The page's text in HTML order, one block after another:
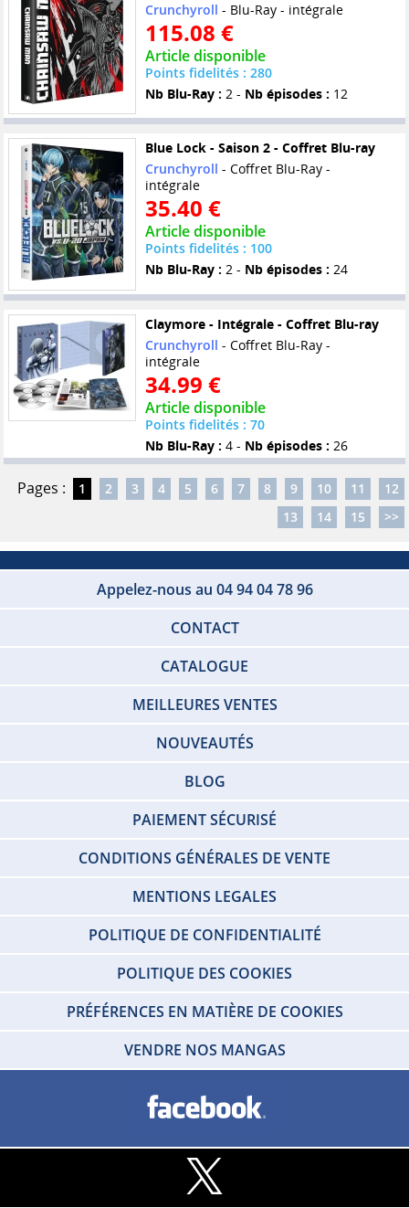
Crunchyroll - Blu-Ray - intégrale
115.08 €
Article disponible
Points fidelités : 280
Nb Blu-Ray : 2 - Nb épisodes : 12
Blue Lock - Saison 2 - Coffret Blu-ray
Crunchyroll - Coffret Blu-Ray -
intégrale
35.40 €
Article disponible
Points fidelités : 100
Nb Blu-Ray : 2 - Nb épisodes : 24
Claymore - Intégrale - Coffret Blu-ray
Crunchyroll - Coffret Blu-Ray -
intégrale
34.99 €
Article disponible
Points fidelités : 70
Nb Blu-Ray : 4 - Nb épisodes : 26
Pages : 1 2 3 4 5 6 7 8 9 10 11
12
13
14 15 >>
Appelez-nous au 04 94 04 78 96
CONTACT
CATALOGUE
MEILLEURES VENTES
NOUVEAUTÉS
BLOG
PAIEMENT SÉCURISÉ
CONDITIONS GÉNÉRALES DE VENTE
MENTIONS LEGALES
POLITIQUE DE CONFIDENTIALITÉ
POLITIQUE DES COOKIES
PRÉFÉRENCES EN MATIÈRE DE COOKIES
VENDRE NOS MANGAS